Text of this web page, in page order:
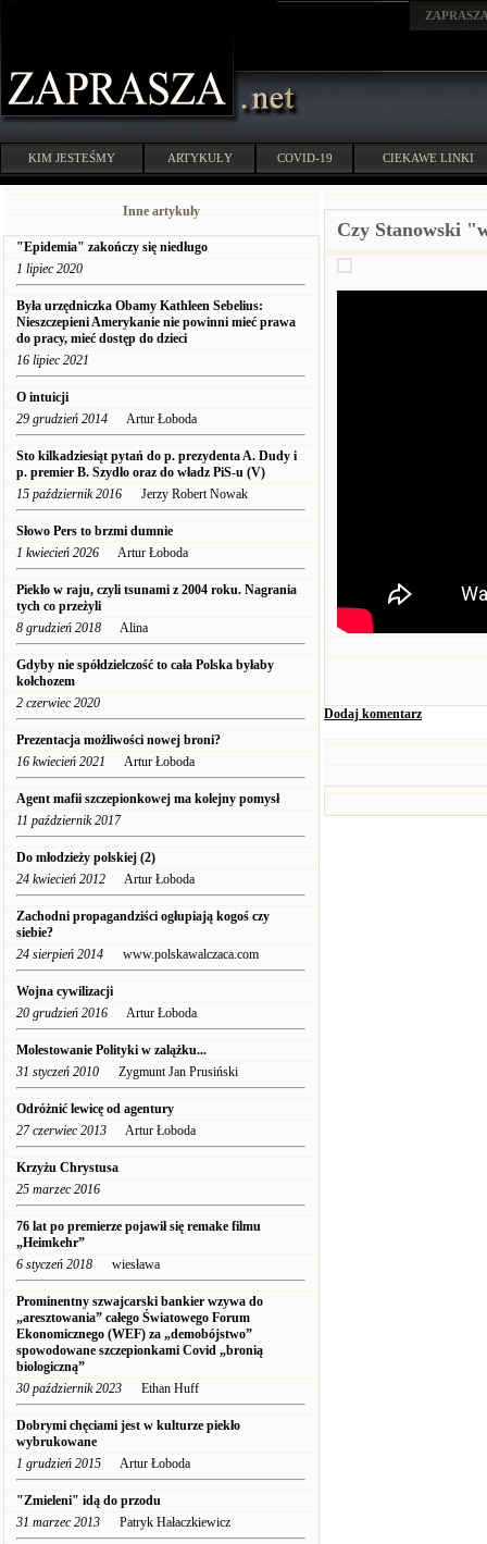
KIM JESTEŚMY ARTYKUŁY COVID-19 CIEKAWE LINKI
Inne artykuły
"Epidemia" zakończy się niedługo
1 lipiec 2020
Była urzędniczka Obamy Kathleen Sebelius:
Nieszczepieni Amerykanie nie powinni mieć prawa
do pracy, mieć dostęp do dzieci
16 lipiec 2021
O intuicji
29 grudzień 2014 Artur Łoboda
Sto kilkadziesiąt pytań do p. prezydenta A. Dudy i
p. premier B. Szydło oraz do władz PiS-u (V)
15 październik 2016 Jerzy Robert Nowak
Słowo Pers to brzmi dumnie
1 kwiecień 2026 Artur Łoboda
Piekło w raju, czyli tsunami z 2004 roku. Nagrania
tych co przeżyli
8 grudzień 2018 Alina
Gdyby nie spółdzielczość to cała Polska byłaby
kołchozem
2 czerwiec 2020
Prezentacja możliwości nowej broni?
16 kwiecień 2021 Artur Łoboda
Agent mafii szczepionkowej ma kolejny pomysł
11 październik 2017
Do młodzieży polskiej (2)
24 kwiecień 2012 Artur Łoboda
Zachodni propagandziści ogłupiają kogoś czy
siebie?
24 sierpień 2014 www.polskawalczaca.com
Wojna cywilizacji
20 grudzień 2016 Artur Łoboda
Molestowanie Polityki w zalążku...
31 styczeń 2010 Zygmunt Jan Prusiński
Odróżnić lewicę od agentury
27 czerwiec 2013 Artur Łoboda
Krzyżu Chrystusa
25 marzec 2016
76 lat po premierze pojawił się remake filmu
„Heimkehr”
6 styczeń 2018 wiesława
Prominentny szwajcarski bankier wzywa do
„aresztowania” całego Światowego Forum
Ekonomicznego (WEF) za „demobójstwo”
spowodowane szczepionkami Covid „bronią
biologiczną”
30 październik 2023 Ethan Huff
Dobrymi chęciami jest w kulturze piekło
wybrukowane
1 grudzień 2015 Artur Łoboda
"Zmieleni" idą do przodu
31 marzec 2013 Patryk Hałaczkiewicz
Czy Stanowski
Dodaj komentarz